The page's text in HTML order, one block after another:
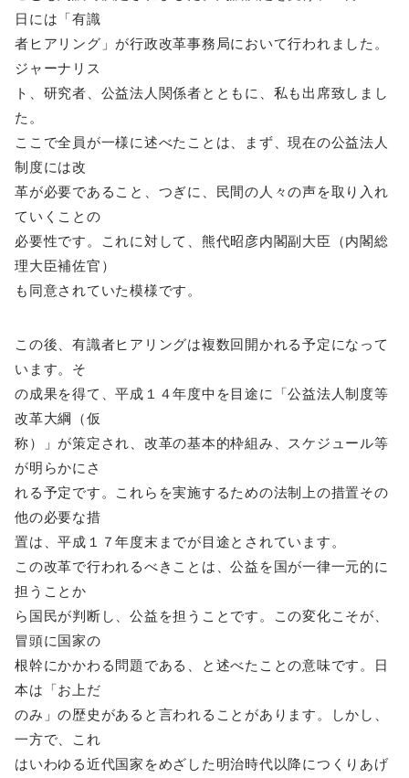
日には「有識
者ヒアリング」が行政改革事務局において行われました。
ジャーナリス
ト、研究者、公益法人関係者とともに、私も出席致しまし
た。
ここで全員が一様に述べたことは、まず、現在の公益法人
制度には改
革が必要であること、つぎに、民間の人々の声を取り入れ
ていくことの
必要性です。これに対して、熊代昭彦内閣副大臣（内閣総
理大臣補佐官）
も同意されていた模様です。
この後、有識者ヒアリングは複数回開かれる予定になって
います。そ
の成果を得て、平成１４年度中を目途に「公益法人制度等
改革大綱（仮
称）」が策定され、改革の基本的枠組み、スケジュール等
が明らかにさ
れる予定です。これらを実施するための法制上の措置その
他の必要な措
置は、平成１７年度末までが目途とされています。
この改革で行われるべきことは、公益を国が一律一元的に
担うことか
ら国民が判断し、公益を担うことです。この変化こそが、
冒頭に国家の
根幹にかかわる問題である、と述べたことの意味です。日
本は「お上だ
のみ」の歴史があると言われることがあります。しかし、
一方で、これ
はいわゆる近代国家をめざした明治時代以降につくりあげ